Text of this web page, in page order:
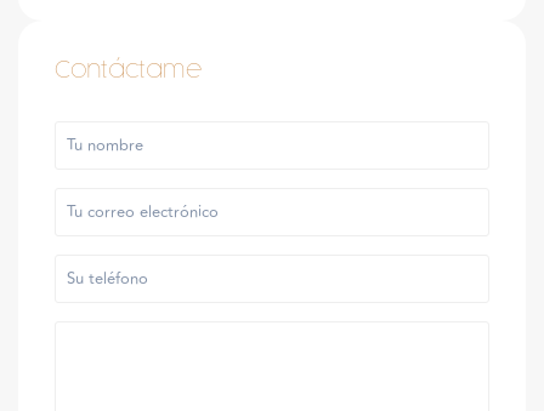
Contáctame